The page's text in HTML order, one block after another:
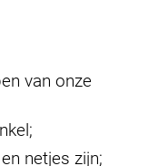
van onze
netjes zijn;